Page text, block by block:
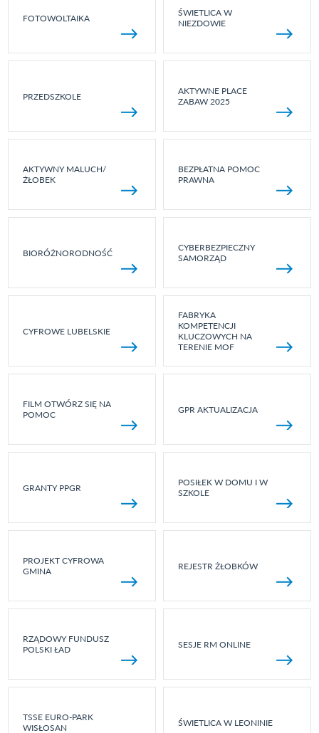
FOTOWOLTAIKA
ŚWIETLICA W
NIEZDOWIE
PRZEDSZKOLE
AKTYWNE PLACE
ZABAW 2025
AKTYWNY MALUCH/
ŻŁOBEK
BEZPŁATNA POMOC
PRAWNA
BIORÓŻNORODNOŚĆ
CYBERBEZPIECZNY
SAMORZĄD
CYFROWE LUBELSKIE
FABRYKA
KOMPETENCJI
KLUCZOWYCH NA
TERENIE MOF
FILM OTWÓRZ SIĘ NA
POMOC
GPR AKTUALIZACJA
GRANTY PPGR
POSIŁEK W DOMU I W
SZKOLE
PROJEKT CYFROWA
GMINA
REJESTR ŻŁOBKÓW
RZĄDOWY FUNDUSZ
POLSKI ŁAD
SESJE RM ONLINE
TSSE EURO-PARK
WISŁOSAN
ŚWIETLICA W LEONINIE